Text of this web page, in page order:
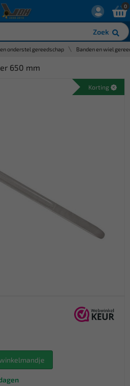
Zoek
0
onderstel gereedschap Banden en wiel
650 mm
Korting